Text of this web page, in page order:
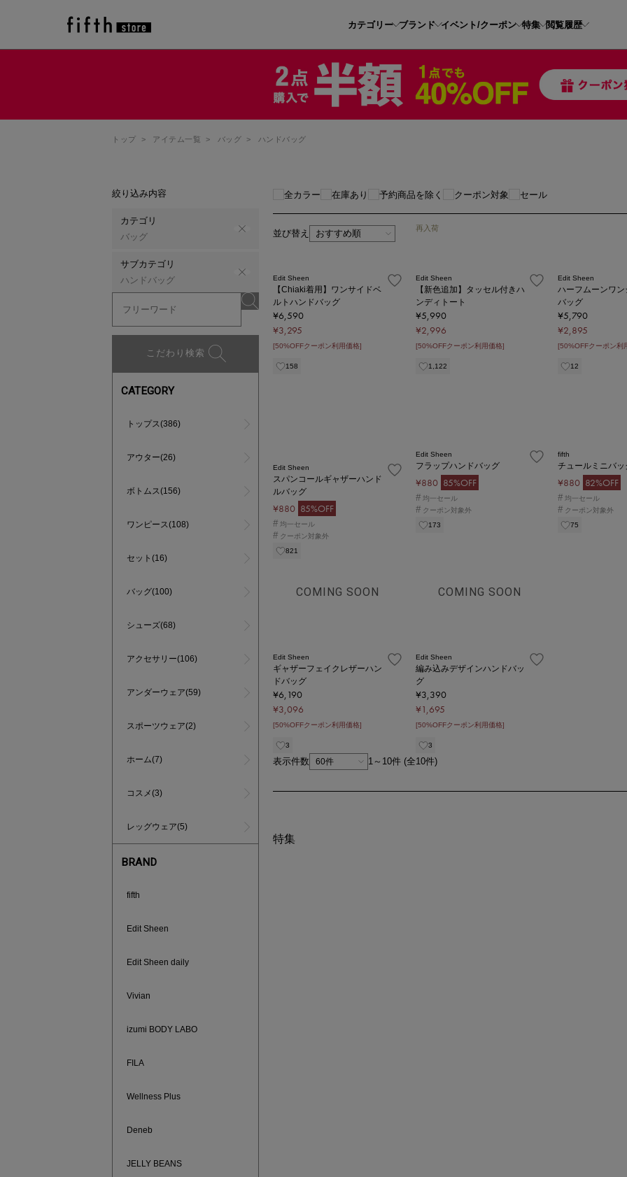
カテゴリー ブランド イベント/クーポン 特集 閲覧履歴
トップ > アイテム一覧 > バッグ > ハンドバッグ
絞り込み内容
カテゴリ
バッグ
サブカテゴリ
ハンドバッグ
こだわり検索
CATEGORY
トップス(386)
アウター(26)
ボトムス(156)
ワンピース(108)
セット(16)
バッグ(100)
シューズ(68)
アクセサリー(106)
アンダーウェア(59)
スポーツウェア(2)
ホーム(7)
コスメ(3)
レッグウェア(5)
BRAND
fifth
Edit Sheen
Edit Sheen daily
Vivian
izumi BODY LABO
FILA
Wellness Plus
Deneb
JELLY BEANS
全カラー 在庫あり 予約商品を除く クーポン対象 セール
並び替え
Edit Sheen
【Chiaki着用】ワンサイドベ
ルトハンドバッグ
¥6,590
¥3,295
[50%OFFクーポン利用価格]
158
再入荷
Edit Sheen
【新色追加】タッセル付きハ
ンディトート
¥5,990
¥2,996
[50%OFFクーポン利用価格]
1,122
Edit Sheen
ハーフムーンワ
バッグ
¥5,790
¥2,895
[50%OFFクーポン利
12
Edit Sheen
スパンコールギャザーハンド
ルバッグ
¥880 85%OFF
# 均一セール
# クーポン対象外
821
Edit Sheen
フラップハンドバッグ
¥880 85%OFF
# 均一セール
# クーポン対象外
173
fifth
チュールミニバッ
¥880 82%OFF
# 均一セール
# クーポン対象外
75
COMING SOON
Edit Sheen
ギャザーフェイクレザーハン
ドバッグ
¥6,190
¥3,096
[50%OFFクーポン利用価格]
3
COMING SOON
Edit Sheen
編み込みデザインハンドバッ
グ
¥3,390
¥1,695
[50%OFFクーポン利用価格]
3
表示件数 1～10件 (全10件)
特集